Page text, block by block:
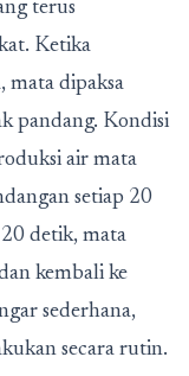
terus
Ketika
mata dipaksa
pandang. Kondisi
air mata
setiap 20
detik, mata
kembali ke
sederhana,
secara rutin.